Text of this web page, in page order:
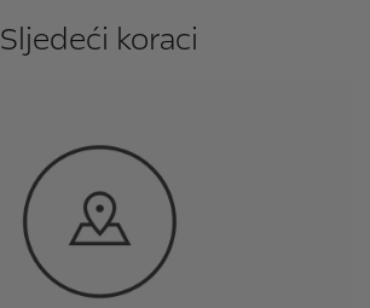
Sljedeći koraci